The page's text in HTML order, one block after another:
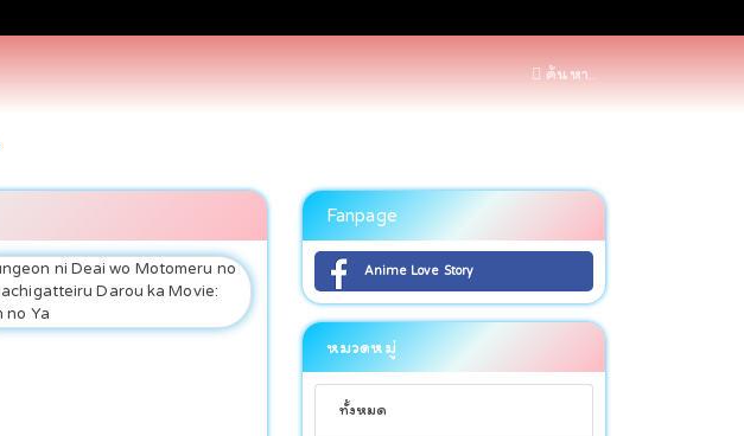
ค้นหา..
Fanpage
Anime Love Story
หมวดหมู่
ทั้งหมด